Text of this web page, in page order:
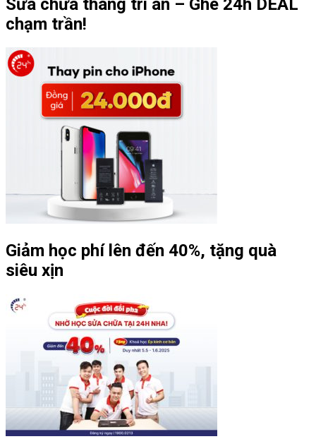
chạm trần!
Giảm học phí lên đến 40%, tặng quà
siêu xịn